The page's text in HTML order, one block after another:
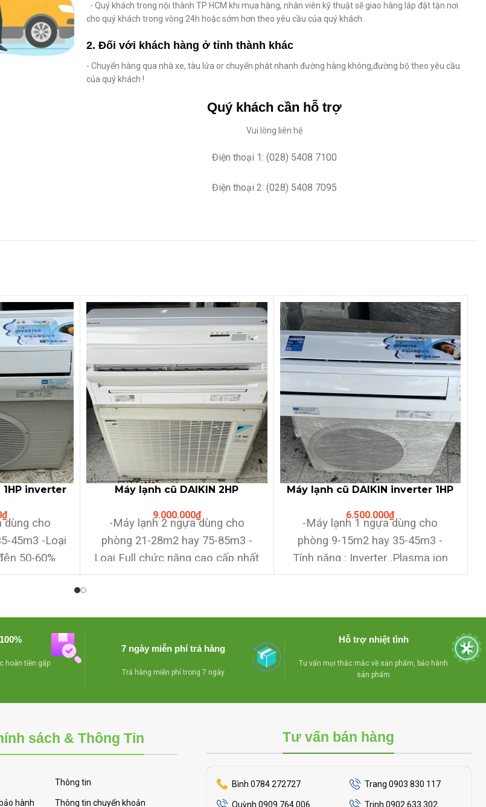
- Quý khách trong nội thành TP HCM khi mua hàng, nhân viên kỹ thuật sẽ giao hàng lắp đặt tận nơi
cho quý khách trong vòng 24h hoặc sớm hơn theo yêu cầu của quý khách .
2. Đối với khách hàng ở tỉnh thành khác
- Chuyển hàng qua nhà xe, tàu lửa or chuyển phát nhanh đường hàng không,đường bộ theo yêu cầu
của quý khách !
Quý khách cần hỗ trợ
Vui lòng liên hệ
Điện thoại 1: (028) 5408 7100
Điện thoại 2: (028) 5408 7095
1HP inverter
₫
dùng cho
45m3 -Loại
50-60%
R410A-
trong vòng 1
không đạt
Máy lạnh cũ DAIKIN 2HP
năng Siêu Vip sx 2018
9.000.000₫
-Máy lạnh 2 ngựa dùng cho
phòng 21-28m2 hay 75-85m3 -
Loại Full chức năng cao cấp nhất
: Inverter, khử mùi , tự vệ sinh
đồng + 5m ống nước ,bảo hành
12 tháng bao đổi trả trong vòng 1
tháng nếu máy chạy không đạt
Máy lạnh cũ DAIKIN inverter 1HP
6.500.000₫
-Máy lạnh 1 ngựa dùng cho
phòng 9-15m2 hay 35-45m3 -
Tính năng : Inverter ,Plasma ion
date cao-Block nguyên zin chưa
vòng 1 tháng nếu máy chạy
không đạt yêu cầu nhé
hoàn tiền gấp
7 ngày miễn phí trả hàng
Trả hàng miễn phí trong 7 ngày
Hỗ trợ nhiệt tình
Tư vấn mọi thắc mắc về sản phẩm, bảo hành
sản phẩm
sách & Thông Tin
hành
Thông tin
Thông tin chuyển khoản
Tư vấn bán hàng
Bình 0784 272727
Quỳnh 0909 764 006
Trang 0903 830 117
Trinh 0902 633 302